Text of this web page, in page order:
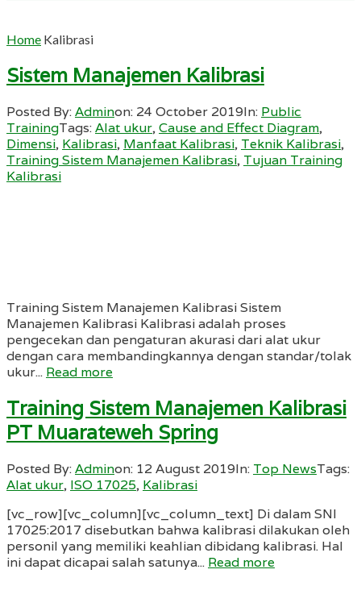
Home Kalibrasi
Sistem Manajemen Kalibrasi
Posted By:Adminon: 24 October 2019In: Public
TrainingTags:Alat ukur,Cause and Effect Diagram,
Dimensi, Kalibrasi, Manfaat Kalibrasi, Teknik Kalibrasi,
Training Sistem Manajemen Kalibrasi, Tujuan Training
Kalibrasi
Training Sistem Manajemen Kalibrasi Sistem
Manajemen Kalibrasi Kalibrasi adalah proses
pengecekan dan pengaturan akurasi dari alat ukur
dengan cara membandingkannya dengan standar/tolak
ukur... Read more
Training Sistem Manajemen Kalibrasi
PT Muarateweh Spring
Posted By:Adminon: 12 August 2019In: Top NewsTags:
Alat ukur, ISO 17025, Kalibrasi
[vc_row][vc_column][vc_column_text] Di dalam SNI
17025:2017 disebutkan bahwa kalibrasi dilakukan oleh
personil yang memiliki keahlian dibidang kalibrasi. Hal
ini dapat dicapai salah satunya... Read more